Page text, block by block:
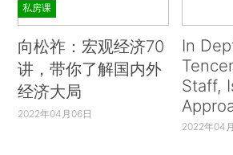
私房课
向松祚：宏观经济70
讲，带你了解国内外
经济大局
2022年04月06日
In
Staff,
2022年04